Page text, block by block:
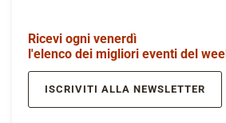
Ricevi ogni venerdì
l'elenco dei migliori eventi del
ISCRIVITI ALLA NEWSLETTER